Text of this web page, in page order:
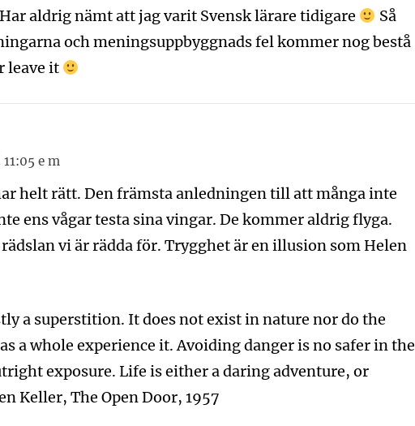
aldrig nämt att jag varit Svensk lärare tidigare
Så
och meningsuppbyggnads fel kommer nog bestå
leave it
e m
helt rätt. Den främsta anledningen till att många inte
ens vågar testa sina vingar. De kommer aldrig flyga.
vi är rädda för. Trygghet är en illusion som Helen
a superstition. It does not exist in nature nor do the
a whole experience it. Avoiding danger is no safer in the
exposure. Life is either a daring adventure, or
Keller, The Open Door, 1957